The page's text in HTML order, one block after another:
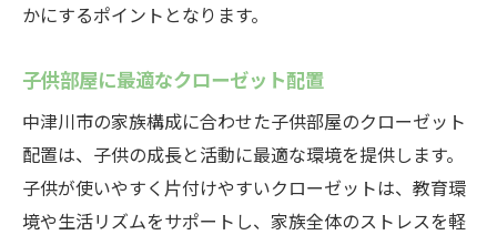
かにするポイントとなります。
子供部屋に最適なクローゼット配置
中津川市の家族構成に合わせた子供部屋のクローゼット
配置は、子供の成長と活動に最適な環境を提供します。
子供が使いやすく片付けやすいクローゼットは、教育環
境や生活リズムをサポートし、家族全体のストレスを軽